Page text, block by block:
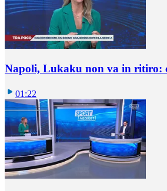
Napoli, Lukaku non va in ritiro:
01:22